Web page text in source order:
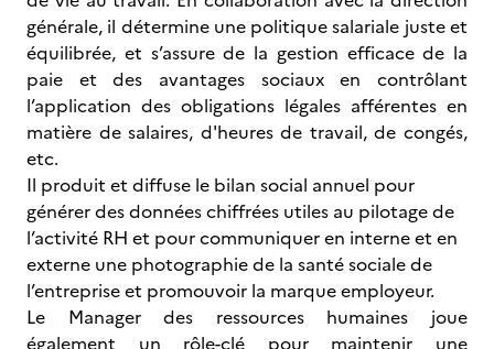
générale, il détermine une politique salariale juste et
équilibrée, et s’assure de la gestion efficace de la
paie et des avantages sociaux en contrôlant
l’application des obligations légales afférentes en
matière de salaires, d'heures de travail, de congés,
etc.
Il produit et diffuse le bilan social annuel pour
générer des données chiffrées utiles au pilotage de
l’activité RH et pour communiquer en interne et en
externe une photographie de la santé sociale de
l’entreprise et promouvoir la marque employeur.
Le Manager des ressources humaines joue
également un rôle-clé pour maintenir une